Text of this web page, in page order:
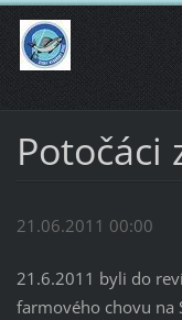
Potočáci
21.06.2011 00:00
21.6.2011 byli do
farmového chovu na